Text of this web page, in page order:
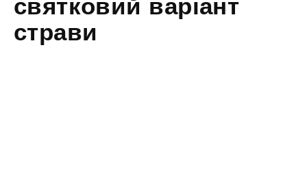
святковий варіант
страви